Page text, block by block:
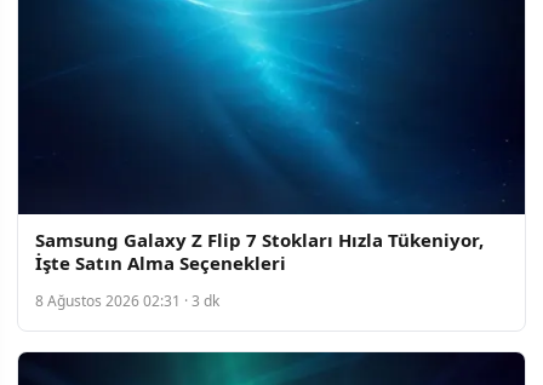
Samsung Galaxy Z Flip 7 Stokları Hızla Tükeniyor,
İşte Satın Alma Seçenekleri
8 Ağustos 2026 02:31 · 3 dk